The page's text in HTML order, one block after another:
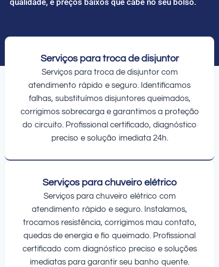
Serviços para troca de disjuntor
Serviços para troca de disjuntor com
atendimento rápido e seguro. Identificamos
falhas, substituímos disjuntores queimados,
corrigimos sobrecarga e garantimos a proteção
do circuito. Profissional certificado, diagnóstico
preciso e solução imediata 24h.
Serviços para chuveiro elétrico
Serviços para chuveiro elétrico com
atendimento rápido e seguro. Instalamos,
trocamos resistência, corrigimos mau contato,
quedas de energia e fio queimado. Profissional
certificado com diagnóstico preciso e soluções
imediatas para garantir seu banho quente.